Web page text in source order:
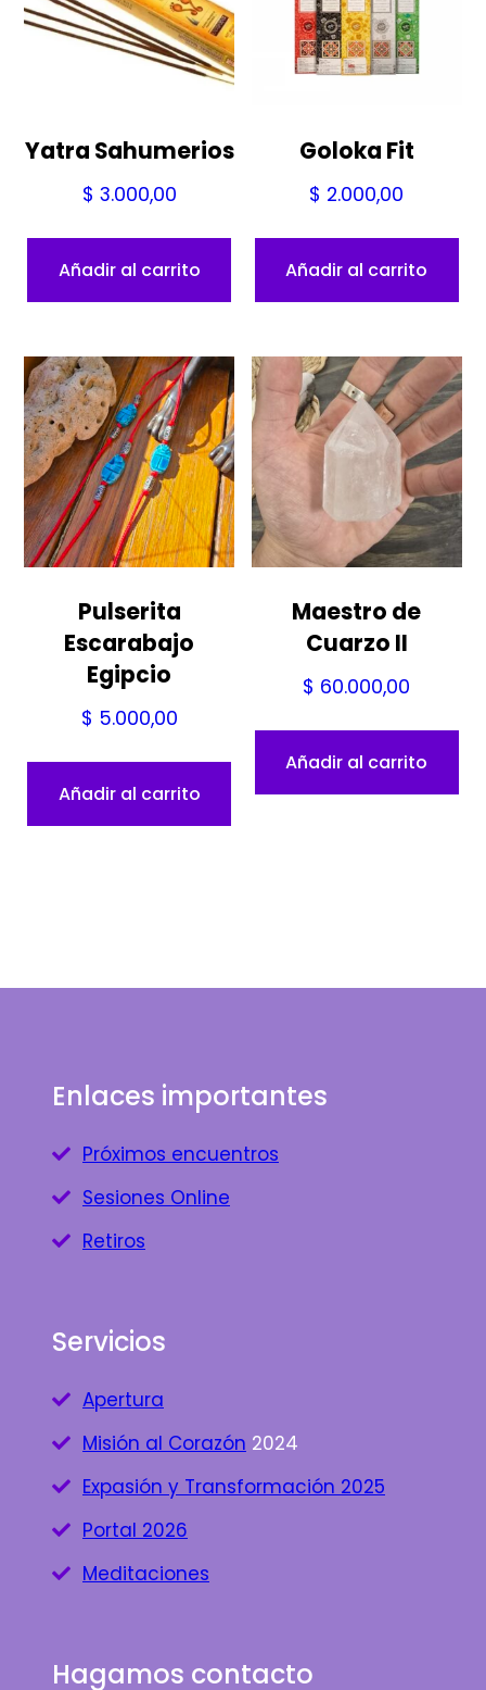
Yatra Sahumerios
$ 3.000,00
Añadir al carrito
Goloka Fit
$ 2.000,00
Añadir al carrito
Pulserita
Escarabajo
Egipcio
$ 5.000,00
Añadir al carrito
Maestro de
Cuarzo II
$ 60.000,00
Añadir al carrito
Enlaces importantes
Próximos encuentros
Sesiones Online
Retiros
Servicios
Apertura
Misión al Corazón 2024
Expasión y Transformación 2025
Portal 2026
Meditaciones
Hagamos contacto